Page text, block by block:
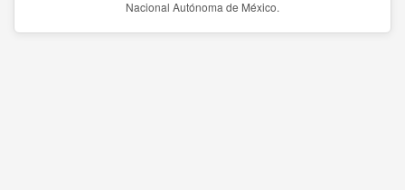
Nacional Autónoma de México.